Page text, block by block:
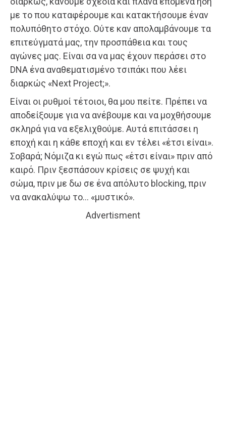
με το που καταφέρουμε και κατακτήσουμε έναν
πολυπόθητο στόχο. Ούτε καν απολαμβάνουμε τα
επιτεύγματά μας, την προσπάθεια και τους
αγώνες μας. Είναι σα να μας έχουν περάσει στο
DNA ένα αναθεματισμένο τσιπάκι που λέει
διαρκώς «Next Project;».
Είναι οι ρυθμοί τέτοιοι, θα μου πείτε. Πρέπει να
αποδείξουμε για να ανέβουμε και να μοχθήσουμε
σκληρά για να εξελιχθούμε. Αυτά επιτάσσει η
εποχή και η κάθε εποχή και εν τέλει «έτσι είναι».
Σοβαρά; Νόμιζα κι εγώ πως «έτσι είναι» πριν από
καιρό. Πριν ξεσπάσουν κρίσεις σε ψυχή και
σώμα, πριν με δω σε ένα απόλυτο blocking, πριν
να ανακαλύψω το… «μυστικό».
Advertisment